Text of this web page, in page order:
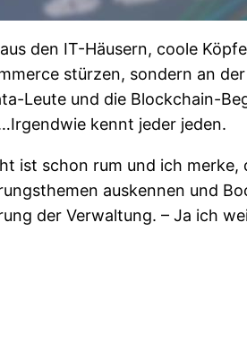
den IT-Häusern, coole
stürzen, sondern an
Leute und die Blockchain-
kennt jeder jeden.
ist schon rum und ich merke,
auskennen und
der Verwaltung. – Ja ich